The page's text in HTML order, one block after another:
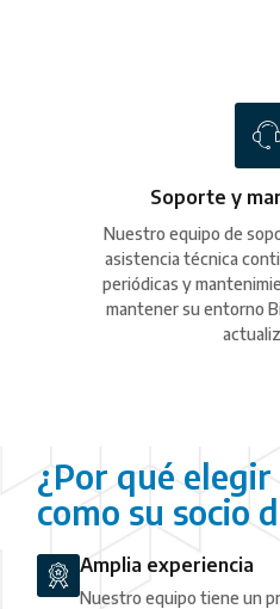
Soporte y
Nuestro equipo de
asistencia técnica
periódicas y
mantener su entorno
¿Por qué
como su socio
Amplia experiencia
Nuestro equipo tiene un